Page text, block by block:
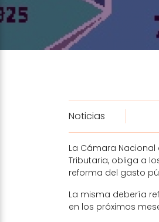
Noticias
La Cámara
Tributaria, obliga a
reforma del gasto
La misma debería
en los próximos